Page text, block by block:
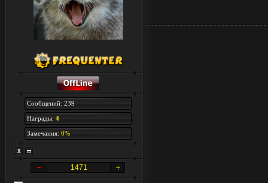
Сообщений: 239
Награды: 4
Замечания: 0%
1471